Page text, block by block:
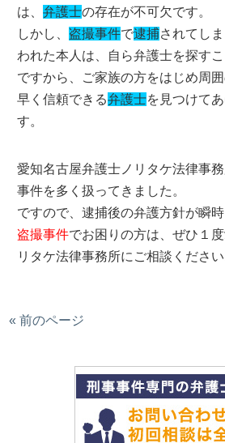
は、弁護士の存在が不可欠です。
しかし、 盗撮事件で逮捕されてし
われた本人は、自ら弁護士を探すこ
ですから、ご家族の方をはじめ周
早く信頼できる弁護士を見つけて
す。
愛知名古屋弁護士ノリタケ法律事
事件を多く扱ってきました。
ですので、逮捕後の弁護方針が瞬時
盗撮事件でお困りの方は、ぜひ１
リタケ法律事務所にご相談ください
« 前のページ